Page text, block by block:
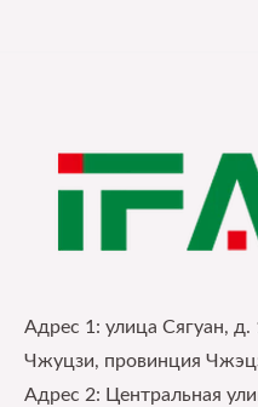
Адрес 1: улица Сягуан,
Чжуцзи, провинция
Адрес 2: Центральная